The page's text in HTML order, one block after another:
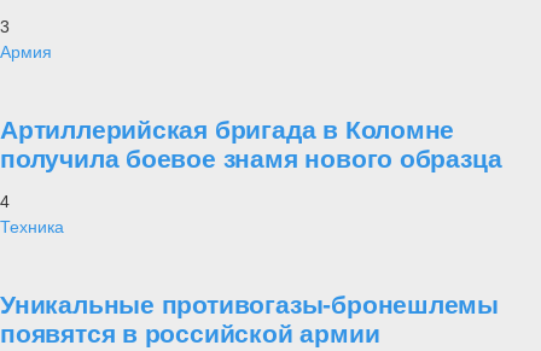
3
Армия
Артиллерийская бригада в Коломне
получила боевое знамя нового образца
4
Техника
Уникальные противогазы-бронешлемы
появятся в российской армии